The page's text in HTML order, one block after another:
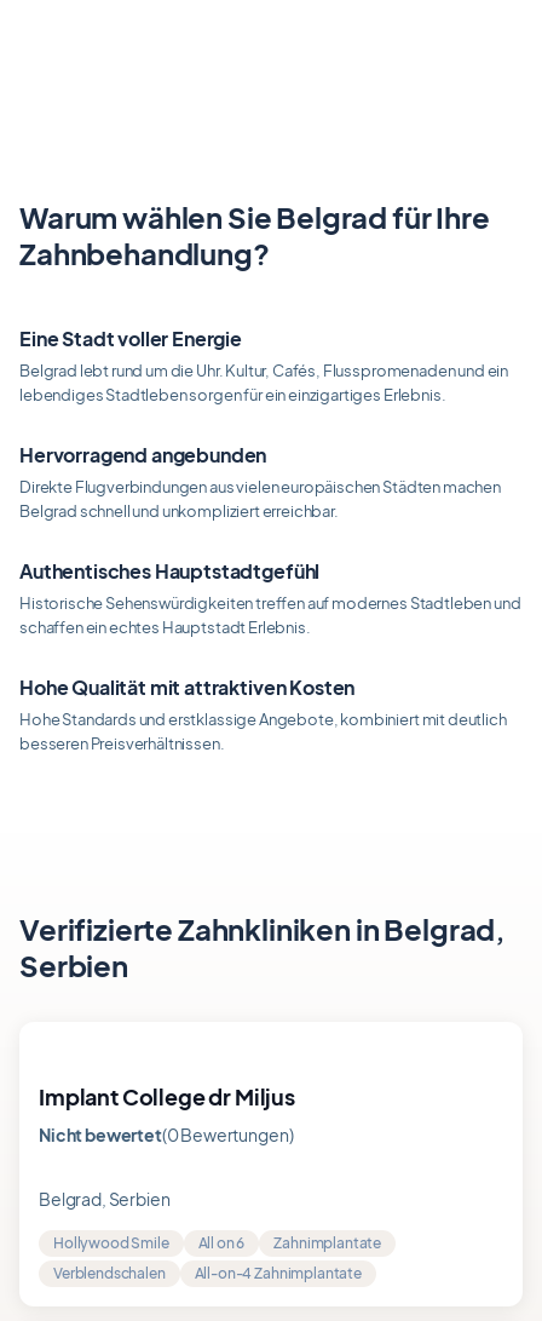
Warum wählen Sie Belgrad für Ihre
Zahnbehandlung?
Eine Stadt voller Energie
Belgrad lebt rund um die Uhr. Kultur, Cafés, Flusspromenaden und ein
lebendiges Stadtleben sorgen für ein einzigartiges Erlebnis.
Hervorragend angebunden
Direkte Flugverbindungen aus vielen europäischen Städten machen
Belgrad schnell und unkompliziert erreichbar.
Authentisches Hauptstadtgefühl
Historische Sehenswürdigkeiten treffen auf modernes Stadtleben und
schaffen ein echtes Hauptstadt Erlebnis.
Hohe Qualität mit attraktiven Kosten
Hohe Standards und erstklassige Angebote, kombiniert mit deutlich
besseren Preisverhältnissen.
Verifizierte Zahnkliniken in Belgrad,
Serbien
Implant College dr Miljus
Bewertung
von
Nicht bewertet(0 Bewertungen)
Belgrad, Serbien
Hollywood Smile All on 6
Zahnimplantate
Verblendschalen
All-on-4 Zahnimplantate